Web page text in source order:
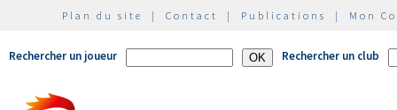
Plan du site | Contact | Publications | Mon
Rechercher un joueur Rechercher un club